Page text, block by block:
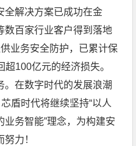
全解决方案已成功在金
数百家行业客户得到落地
业务安全防护，已累计保
100亿元的经济损失。
。在数字时代的发展浪潮
盾时代将继续坚持“以人
务智能”理念，为构建安
力！